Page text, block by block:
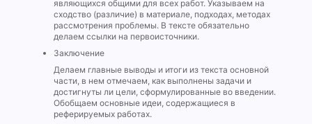
являющихся общими для всех работ. Указываем на
сходство (различие) в материале, подходах, методах
рассмотрения проблемы. В тексте обязательно
делаем ссылки на первоисточники.
Заключение
Делаем главные выводы и итоги из текста основной
части, в нем отмечаем, как выполнены задачи и
достигнуты ли цели, сформулированные во введении.
Обобщаем основные идеи, содержащиеся в
реферируемых работах.